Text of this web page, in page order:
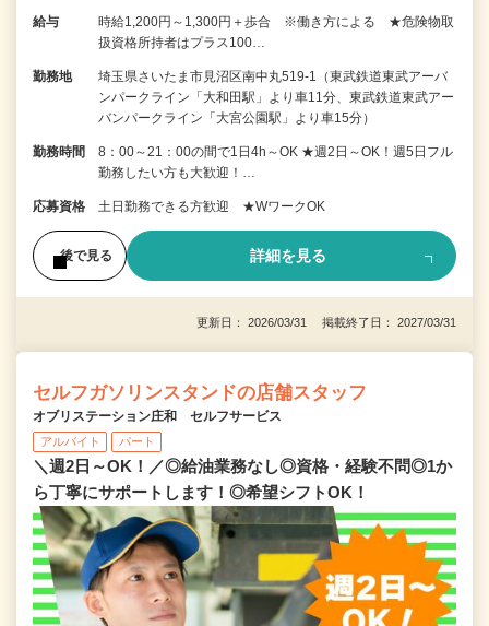
給与
時給1,200円～1,300円＋歩合 ※働き方による ★危険物取
扱資格所持者はプラス100…
勤務地
埼玉県さいたま市見沼区南中丸519-1（東武鉄道東武アーバ
ンパークライン「大和田駅」より車11分、東武鉄道東武アー
バンパークライン「大宮公園駅」より車15分）
勤務時間
8：00～21：00の間で1日4h～OK ★週2日～OK！週5日フル
勤務したい方も大歓迎！…
応募資格 土日勤務できる方歓迎 ★WワークOK
後で見る 詳細を見る
更新日： 2026/03/31 掲載終了日： 2027/03/31
セルフガソリンスタンドの店舗スタッフ
オブリステーション庄和 セルフサービス
アルバイト パート
＼週2日～OK！／◎給油業務なし◎資格・経験不問◎1か
ら丁寧にサポートします！◎希望シフトOK！